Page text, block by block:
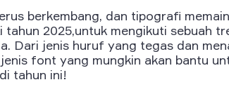
berkembang, dan tipografi
tahun 2025,untuk mengikuti sebuah
Dari jenis huruf yang tegas dan
font yang mungkin akan bantu
tahun ini!